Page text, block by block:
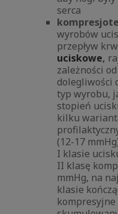
serca
wyrobów
przepływ
uciskowe,
zależności
dolegliwości
typ wyrobu,
stopień
kilku
(12-17
I klasie
II klasę
mmHg, na
klasie